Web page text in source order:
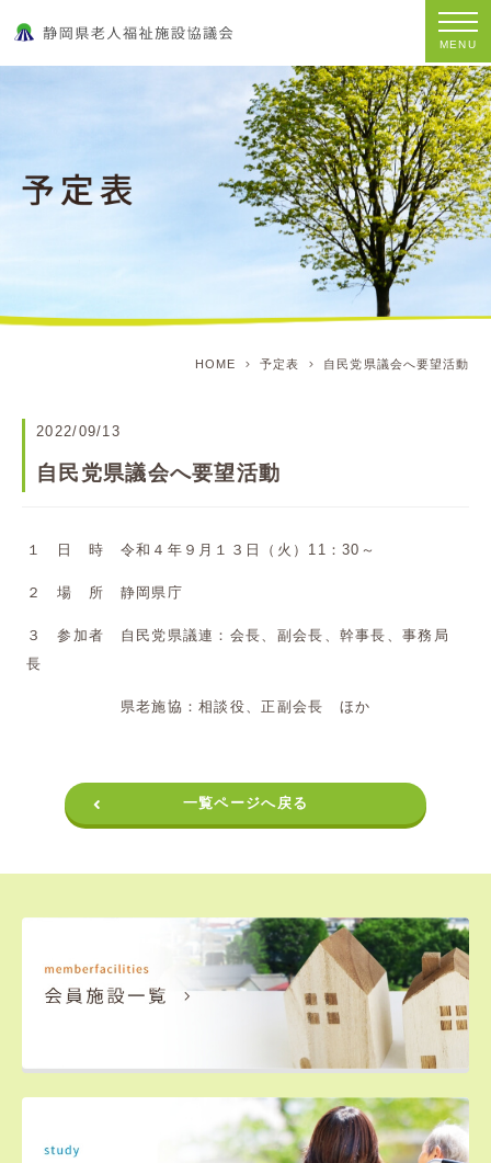
MENU
HOME 予定表 自民党県議会へ要望活動
2022/09/13
自民党県議会へ要望活動
１ 日 時 令和４年９月１３日（火）11：30～
２ 場 所 静岡県庁
３ 参加者 自民党県議連：会長、副会長、幹事長、事務局
長
県老施協：相談役、正副会長 ほか
一覧ページへ戻る